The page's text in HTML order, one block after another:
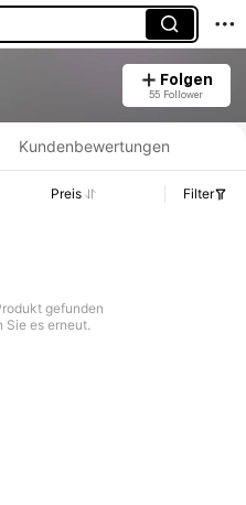
Folgen
55 Follower
und Lagerbestandsdetails.
Kundenbewertungen
Preis Filter
gefunden
Sie es erneut.